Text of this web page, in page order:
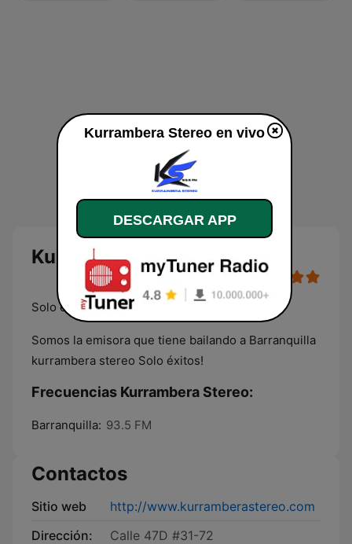
Kurrambera Stereo en vivo
Solo éxitos
Somos la emisora que tiene bailando a Barranquilla
kurrambera stereo Solo éxitos!
Frecuencias Kurrambera Stereo:
Barranquilla: 93.5 FM
Contactos
Sitio web
http://www.kurramberastereo.com
Dirección:
Calle 47D #31-72
Kurrambera Stereo en vivo
DESCARGAR APP